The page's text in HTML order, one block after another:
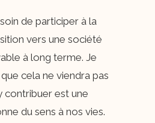
de participer à la
vers une société
à long terme. Je
cela ne viendra pas
contribuer est une
du sens à nos vies.